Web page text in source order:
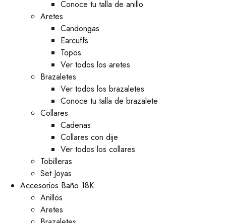
Conoce tu talla de anillo
Aretes
⁠Candongas
Earcuffs
Topos
Ver todos los aretes
Brazaletes
Ver todos los brazaletes
Conoce tu talla de brazalete
Collares
Cadenas
Collares con dije
Ver todos los collares
Tobilleras
Set Joyas
Accesorios Baño 18K
Anillos
Aretes